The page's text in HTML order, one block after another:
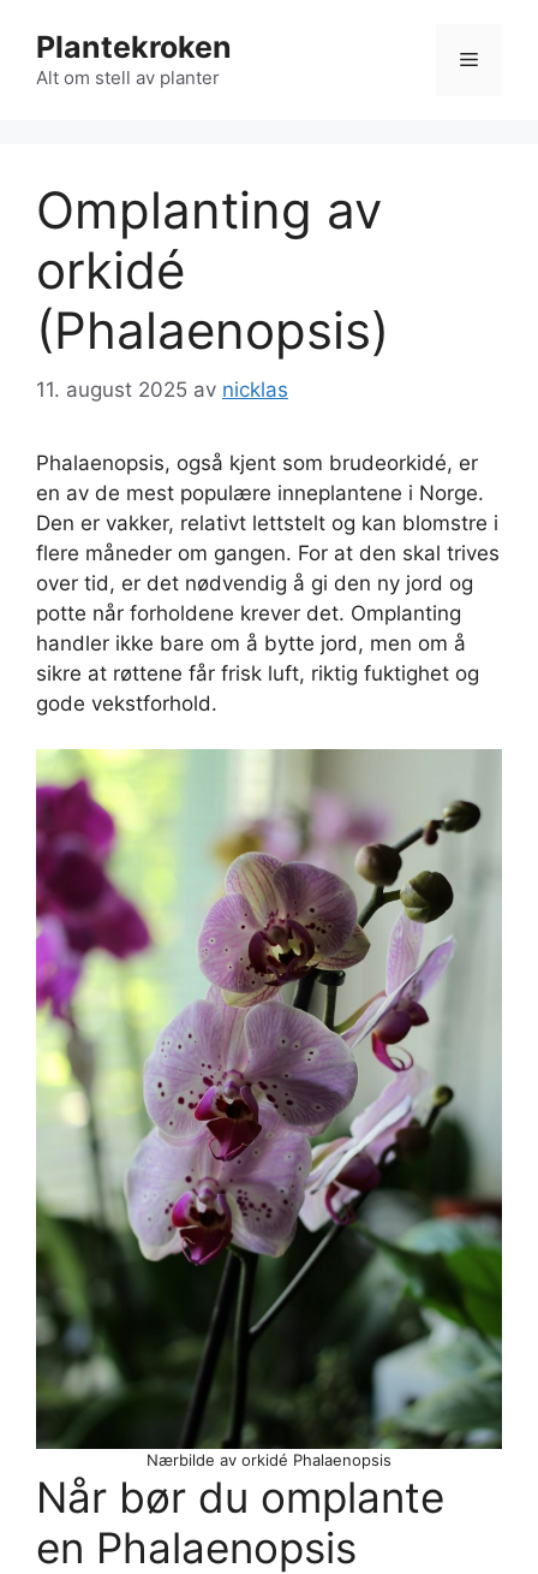
innhold
Plantekroken
Alt om stell av planter
Meny
Omplanting av
orkidé
(Phalaenopsis)
11. august 2025 av nicklas
Phalaenopsis, også kjent som brudeorkidé, er
en av de mest populære inneplantene i Norge.
Den er vakker, relativt lettstelt og kan blomstre i
flere måneder om gangen. For at den skal trives
over tid, er det nødvendig å gi den ny jord og
potte når forholdene krever det. Omplanting
handler ikke bare om å bytte jord, men om å
sikre at røttene får frisk luft, riktig fuktighet og
gode vekstforhold.
Nærbilde av orkidé Phalaenopsis
Når bør du omplante
en Phalaenopsis